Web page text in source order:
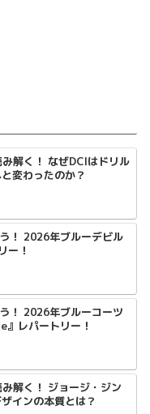
解く！ なぜDCIはドリル
変わったのか？
！ 2026年ブルーデビル
ー！
！ 2026年ブルーコーツ
レパートリー！
解く！ ジョージ・ジン
インの本質とは？